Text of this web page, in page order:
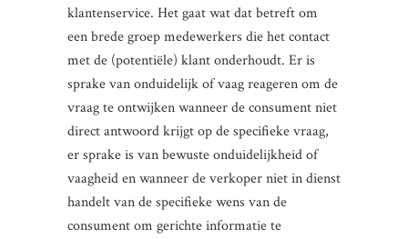
klantenservice. Het gaat wat dat betreft om
een brede groep medewerkers die het contact
met de (potentiële) klant onderhoudt. Er is
sprake van onduidelijk of vaag reageren om de
vraag te ontwijken wanneer de consument niet
direct antwoord krijgt op de specifieke vraag,
er sprake is van bewuste onduidelijkheid of
vaagheid en wanneer de verkoper niet in dienst
handelt van de specifieke wens van de
consument om gerichte informatie te